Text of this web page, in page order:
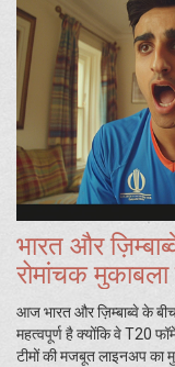
भारत और
रोमांचक मुकाबला
आज भारत और ज़िम्बाब्वे के
महत्वपूर्ण है क्योंकि वे T20
टीमों की मजबूत लाइनअप का